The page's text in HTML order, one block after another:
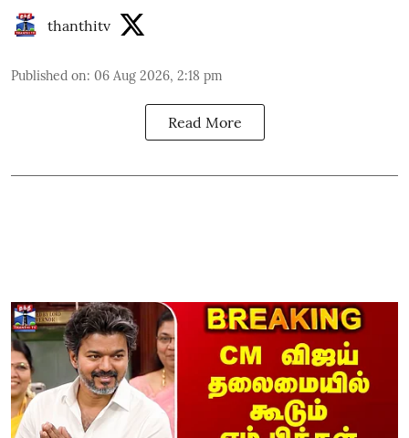
thanthitv
Published on: 06 Aug 2026, 2:18 pm
Read More